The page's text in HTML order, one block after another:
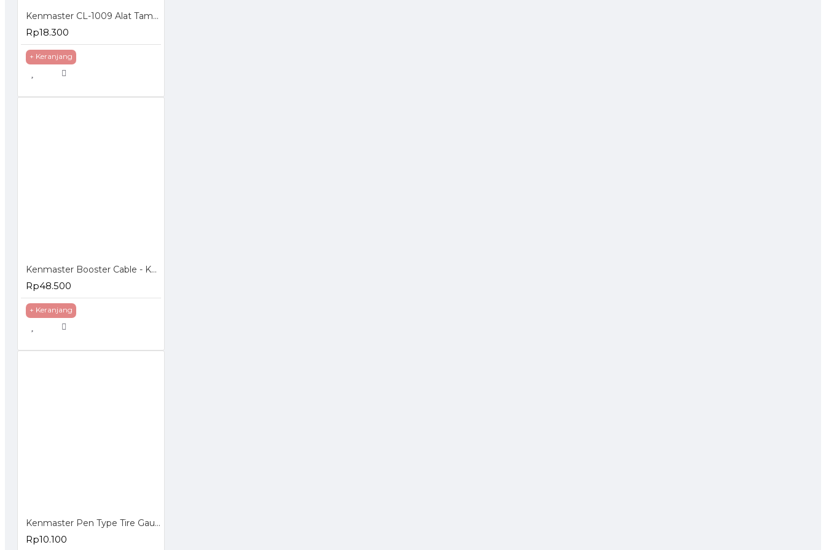
Kenmaster CL-1009 Alat Tambal Ban Tubeless
Rp18.300
+ Keranjang
Kenmaster Booster Cable - Kabel Jumper Aki 200A
Rp48.500
+ Keranjang
Kenmaster Pen Type Tire Gauge - Alat Pengukur Tekanan Angin Ban
Rp10.100